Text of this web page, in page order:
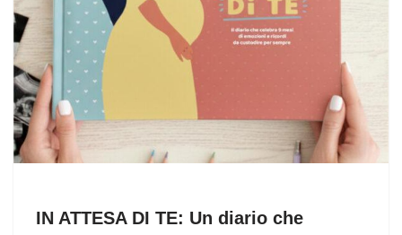
IN ATTESA DI TE: Un diario che